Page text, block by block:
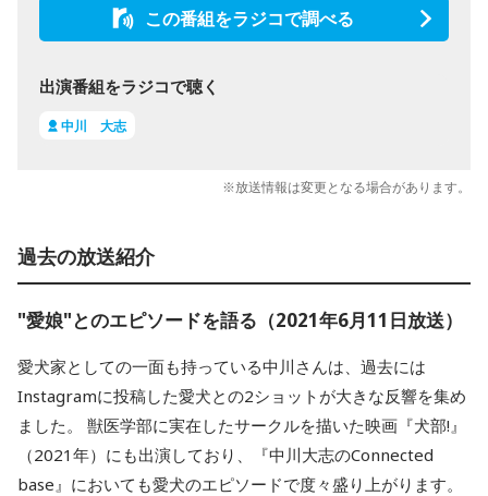
この番組をラジコで調べる
出演番組をラジコで聴く
中川 大志
※放送情報は変更となる場合があります。
過去の放送紹介
"愛娘"とのエピソードを語る（2021年6月11日放送）
愛犬家としての一面も持っている中川さんは、過去には
Instagramに投稿した愛犬との2ショットが大きな反響を集め
ました。 獣医学部に実在したサークルを描いた映画『犬部!』
（2021年）にも出演しており、『中川大志のConnected
base』においても愛犬のエピソードで度々盛り上がります。